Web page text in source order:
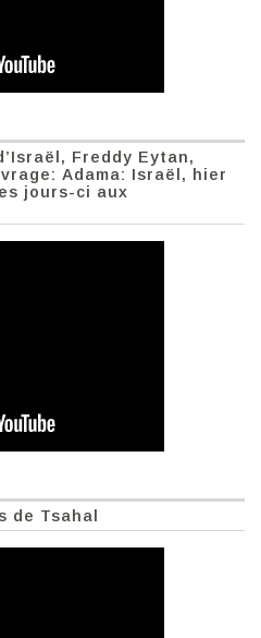
Freddy Eytan,
Adama: Israël, hier
jours-ci aux
de Tsahal